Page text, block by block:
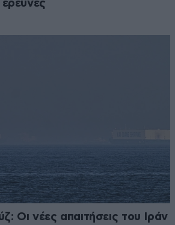
έρευνες
Οι νέες απαιτήσεις του Ιράν